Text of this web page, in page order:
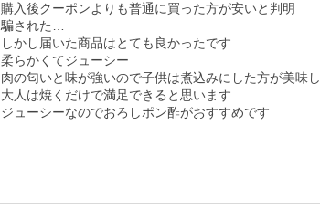
購入後クーポンよりも普通に買った方が安いと判明
騙された…
しかし届いた商品はとても良かったです
柔らかくてジューシー
肉の匂いと味が強いので子供は煮込みにした方が美味
大人は焼くだけで満足できると思います
ジューシーなのでおろしポン酢がおすすめです